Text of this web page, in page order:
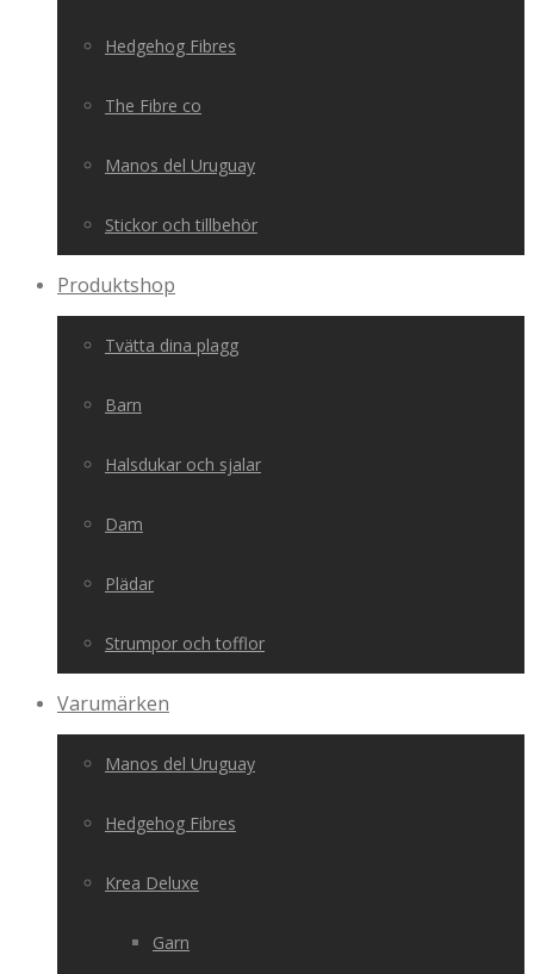
Hedgehog Fibres
The Fibre co
Manos del Uruguay
Stickor och tillbehör
Produktshop
Tvätta dina plagg
Barn
Halsdukar och sjalar
Dam
Plädar
Strumpor och tofflor
Varumärken
Manos del Uruguay
Hedgehog Fibres
Krea Deluxe
Garn